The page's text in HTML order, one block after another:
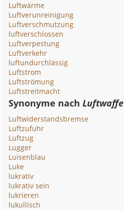
Luftwärme
Luftverunreinigung
Luftverschmutzung
luftverschlossen
Luftverpestung
Luftverkehr
luftundurchlässig
Luftstrom
Luftströmung
Luftstreitmacht
Synonyme nachLuftwaffe
Luftwiderstandsbremse
Luftzufuhr
Luftzug
Lugger
Luisenblau
Luke
lukrativ
lukrativ sein
lukrieren
lukullisch